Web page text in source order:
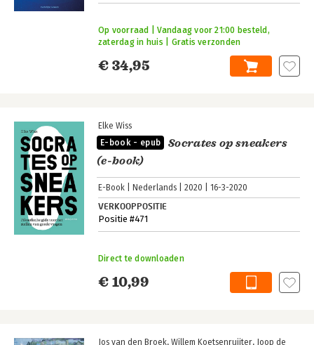
€ 34,95
Op voorraad | Vandaag voor 21:00 besteld,
zaterdag in huis | Gratis verzonden
Elke Wiss
E-book - epub
Socrates op sneakers
(e-book)
E-Book Nederlands 2020 16-3-2020
VERKOOPPOSITIE
Positie #471
€ 10,99
Direct te downloaden
Jos van den Broek Willem Koetsenruijter Joop de